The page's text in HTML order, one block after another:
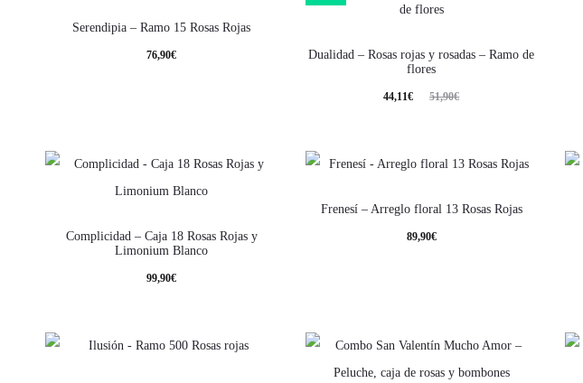
Serendipia – Ramo 15 Rosas Rojas
76,90€
Dualidad – Rosas rojas y rosadas – Ramo de
flores
51,90€
44,11€
Complicidad – Caja 18 Rosas Rojas y
Limonium Blanco
99,90€
Frenesí – Arreglo floral 13 Rosas Rojas
89,90€